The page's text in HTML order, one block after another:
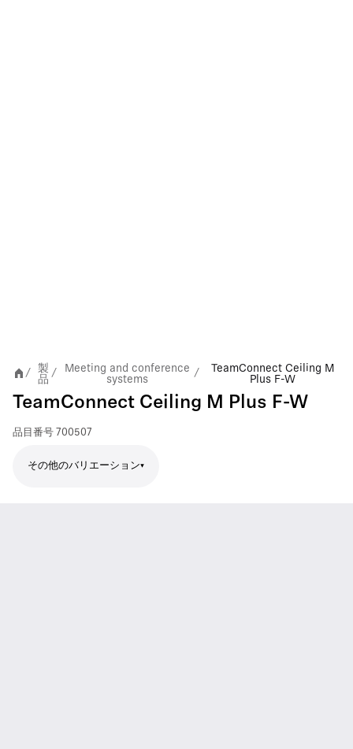
/
製
品 /
Meeting and conference
systems
/
TeamConnect Ceiling M
Plus F-W
TeamConnect Ceiling M Plus F-W
品目番号 700507
その他のバリエーション